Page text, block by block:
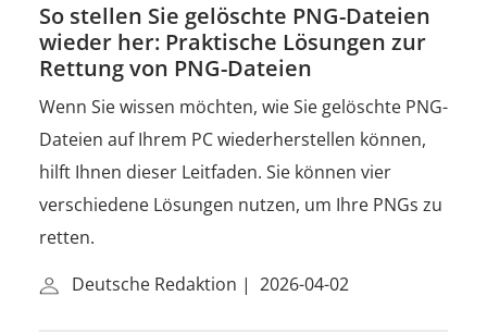
So stellen Sie gelöschte PNG-Dateien
wieder her: Praktische Lösungen zur
Rettung von PNG-Dateien
Wenn Sie wissen möchten, wie Sie gelöschte PNG-
Dateien auf Ihrem PC wiederherstellen können,
hilft Ihnen dieser Leitfaden. Sie können vier
verschiedene Lösungen nutzen, um Ihre PNGs zu
retten.
Deutsche Redaktion | 2026-04-02